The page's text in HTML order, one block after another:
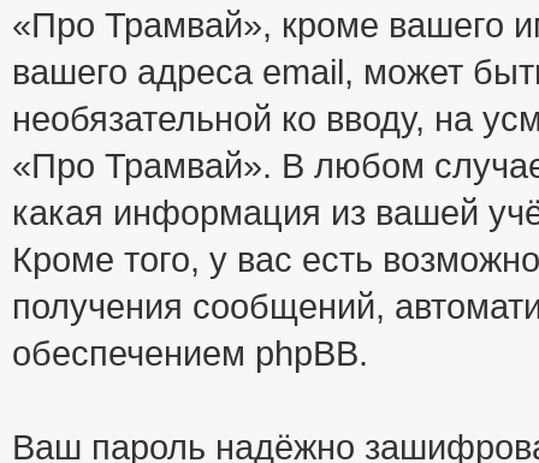
«Про Трамвай», кроме вашего
вашего адреса email, может
необязательной ко вводу, на
«Про Трамвай». В любом
какая информация из вашей
Кроме того, у вас есть
получения сообщений,
обеспечением phpBB.
Ваш пароль надёжно